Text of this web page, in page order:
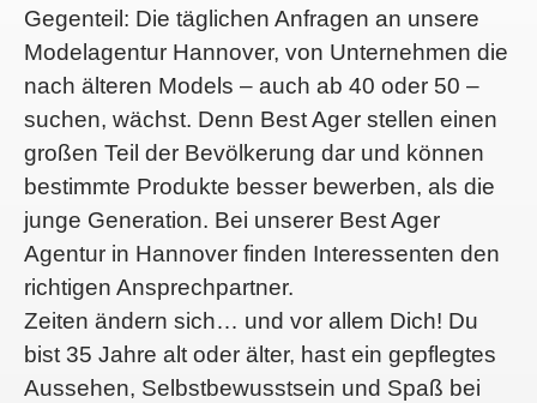
Gegenteil: Die täglichen Anfragen an unsere
Modelagentur Hannover, von Unternehmen die
nach älteren Models – auch ab 40 oder 50 –
suchen, wächst. Denn Best Ager stellen einen
großen Teil der Bevölkerung dar und können
bestimmte Produkte besser bewerben, als die
junge Generation. Bei unserer Best Ager
Agentur in Hannover finden Interessenten den
richtigen Ansprechpartner.
Zeiten ändern sich… und vor allem Dich! Du
bist 35 Jahre alt oder älter, hast ein gepflegtes
Aussehen, Selbstbewusstsein und Spaß bei